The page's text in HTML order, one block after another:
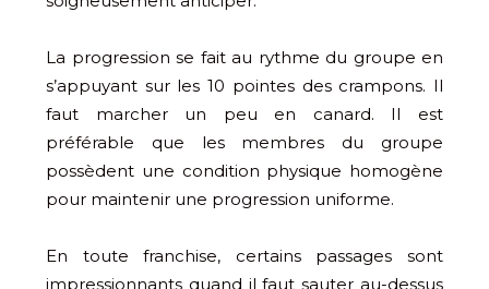
La progression se fait au rythme du groupe en
s’appuyant sur les 10 pointes des crampons. Il
faut marcher un peu en canard. Il est
préférable que les membres du groupe
possèdent une condition physique homogène
pour maintenir une progression uniforme.
En toute franchise, certains passages sont
impressionnants quand il faut sauter au-dessus